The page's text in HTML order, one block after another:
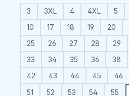
3 3XL 4 4XL 5
10
17 18 19 20
25
26 27 28 29
33
34 35 36 38
42
43 44 45 46
51
52 53 54 55